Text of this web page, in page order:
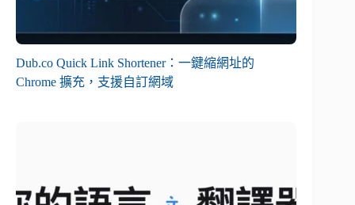
Dub.co Quick Link Shortener：一鍵縮網址的
Chrome 擴充，支援自訂網域